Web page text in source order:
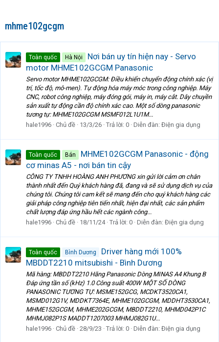
mhme102gcgm
Toàn quốc Hà Nội
Nơi bán uy tín hiện nay - Servo
motor MHME102GCGM Panasonic
Servo motor MHME102GCGM: Điều khiển chuyển động chính xác (vị
trí, tốc độ, mô-men). Tự động hóa máy móc trong công nghiệp. Máy
CNC, robot công nghiệp, máy đóng gói, máy in, máy cắt. Dây chuyền
sản xuất tự động cần độ chính xác cao. Một số dòng panasonic
tương tự: MHME102GCGM MSMF012L1U1M...
hale1996 Chủ đề 13/3/26 Trả lời: 0 Diễn đàn: Điện gia dụng
Toàn quốc Bán
MHME102GCGM Panasonic - động
cơ minas A5 - nơi bán tin cậy
CÔNG TY TNHH HOÀNG ANH PHƯƠNG xin gửi lời cảm ơn chân
thành nhất đến Quý khách hàng đã, đang và sẽ sử dụng dịch vụ của
chúng tôi. Chúng tôi cam kết sẽ mang đến cho quý khách hàng các
giải pháp công nghiệp tiên tiến nhất, hiện đại nhất, các sản phẩm
chất lượng đáp ứng hầu hết các ngành công...
hale1996 Chủ đề 18/11/24 Trả lời: 0 Diễn đàn: Điện gia dụng
Toàn quốc Bình Dương
Driver hàng mới 100%
MBDDT2210 mitsubishi - Bình Dương
Mã hàng: MBDDT2210 Hãng Panasonic Dòng MINAS A4 Khung B
Đáp ứng tần số (kHz) 1.0 Công suất 400W MỘT SỐ DÒNG
PANASONIC TƯƠNG TỰ: MSME152GCG, MCDKT3520CA1,
MSMD012G1V, MDDKT7364E, MHME102GCGM, MDDHT3530CA1,
MHME152GCGM, MHME202GCGM, MBDDT2210, MHMD042P1C
MHMJ082P1S MADDT1207003 MHMJ082G1U...
hale1996 Chủ đề 28/9/23 Trả lời: 0 Diễn đàn: Điện gia dụng